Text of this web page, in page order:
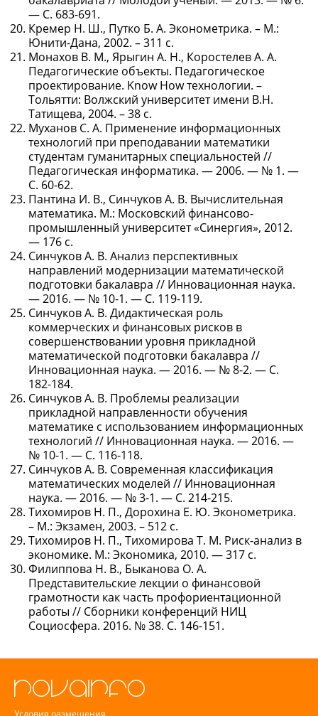
— С. 683-691.
Кремер Н. Ш., Путко Б. А. Эконометрика. – М.:
Юнити-Дана, 2002. – 311 с.
Монахов В. М., Ярыгин А. Н., Коростелев А. А.
Педагогические объекты. Педагогическое
проектирование. Know How технологии. –
Тольятти: Волжский университет имени В.Н.
Татищева, 2004. – 38 с.
Муханов С. А. Применение информационных
технологий при преподавании математики
студентам гуманитарных специальностей //
Педагогическая информатика. — 2006. — № 1. —
С. 60-62.
Пантина И. В., Синчуков А. В. Вычислительная
математика. М.: Московский финансово-
промышленный университет «Синергия», 2012.
— 176 с.
Синчуков А. В. Анализ перспективных
направлений модернизации математической
подготовки бакалавра // Инновационная наука.
— 2016. — № 10-1. — С. 119-119.
Синчуков А. В. Дидактическая роль
коммерческих и финансовых рисков в
совершенствовании уровня прикладной
математической подготовки бакалавра //
Инновационная наука. — 2016. — № 8-2. — С.
182-184.
Синчуков А. В. Проблемы реализации
прикладной направленности обучения
математике с использованием информационных
технологий // Инновационная наука. — 2016. —
№ 10-1. — С. 116-118.
Синчуков А. В. Современная классификация
математических моделей // Инновационная
наука. — 2016. — № 3-1. — С. 214-215.
Тихомиров Н. П., Дорохина Е. Ю. Эконометрика.
– М.: Экзамен, 2003. – 512 с.
Тихомиров Н. П., Тихомирова Т. М. Риск-анализ в
экономике. М.: Экономика, 2010. — 317 с.
Филиппова Н. В., Быканова О. А.
Представительские лекции о финансовой
грамотности как часть профориентационной
работы // Сборники конференций НИЦ
Социосфера. 2016. № 38. С. 146-151.
Условия размещения